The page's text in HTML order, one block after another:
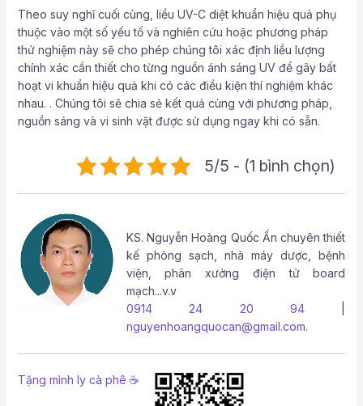
Theo suy nghĩ cuối cùng, liều UV-C diệt khuẩn hiệu quả phụ
thuộc vào một số yếu tố và nghiên cứu hoặc phương pháp
thử nghiệm này sẽ cho phép chúng tôi xác định liều lượng
chính xác cần thiết cho từng nguồn ánh sáng UV để gây bất
hoạt vi khuẩn hiệu quả khi có các điều kiện thí nghiệm khác
nhau. . Chúng tôi sẽ chia sẻ kết quả cùng với phương pháp,
nguồn sáng và vi sinh vật được sử dụng ngay khi có sẵn.
5/5 - (1 bình chọn)
KS. Nguyễn Hoàng Quốc Ấnchuyên thiết
kế phòng sạch, nhà máy dược, bệnh
viện, phân xưởng điện tử board
mạch...v.v
0914 24 20 94|
nguyenhoangquocan@gmail.com.
Tặng mình ly cà phê ☕